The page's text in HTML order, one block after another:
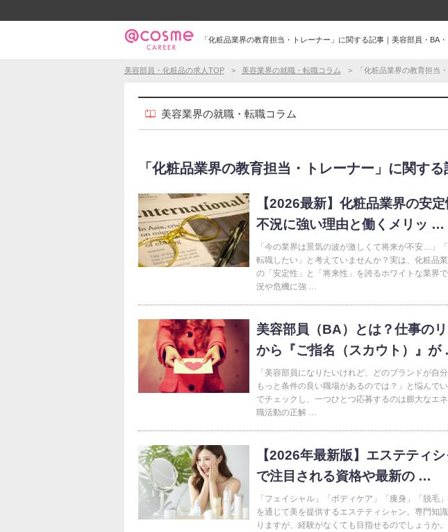
「化粧品業界の教育担当・トレーナー」に関する記事｜美容部員・BA
美容部員・化粧品の求人TOP 美容業界の就職・転職コラム 「化粧品業界の教育担当
美容業界の就職・転職コラム
「化粧品業界の教育担当・トレーナー」に関する
【2026最新】化粧品業界の安
不況に強い理由と働くメリッ …
「今の業界は景気の波が激しくて将来が不安…」
転職したい」と考えていませんか？実は、化粧品
の「安定性」と「将来性」を誇るホワイトな業界
況や危機に強 …
美容部員（BA）とは？仕事の
から『ご指名（スカウト）』が
「美容部員になりたいけれど、どのブランドが自
もっと条件の良い職場があるのでは？」と悩んで
でチェックし、一つひとつ応募するのは膨大なエ
職活動の正解 …
【2026年最新版】エステティ
で注目される資格や最新の …
「フェイシャル」「ボディケア」「痩身」「脱毛
を通じて美を提供するエステティシャン。専門知
りますが、経験がなくても目指せるのでしょうか